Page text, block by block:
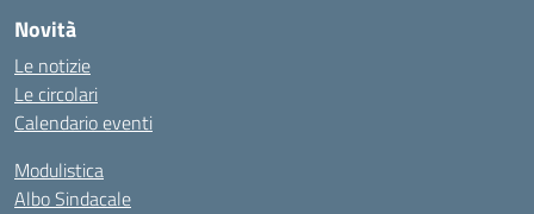
Novità
Le notizie
Le circolari
Calendario eventi
Modulistica
Albo Sindacale